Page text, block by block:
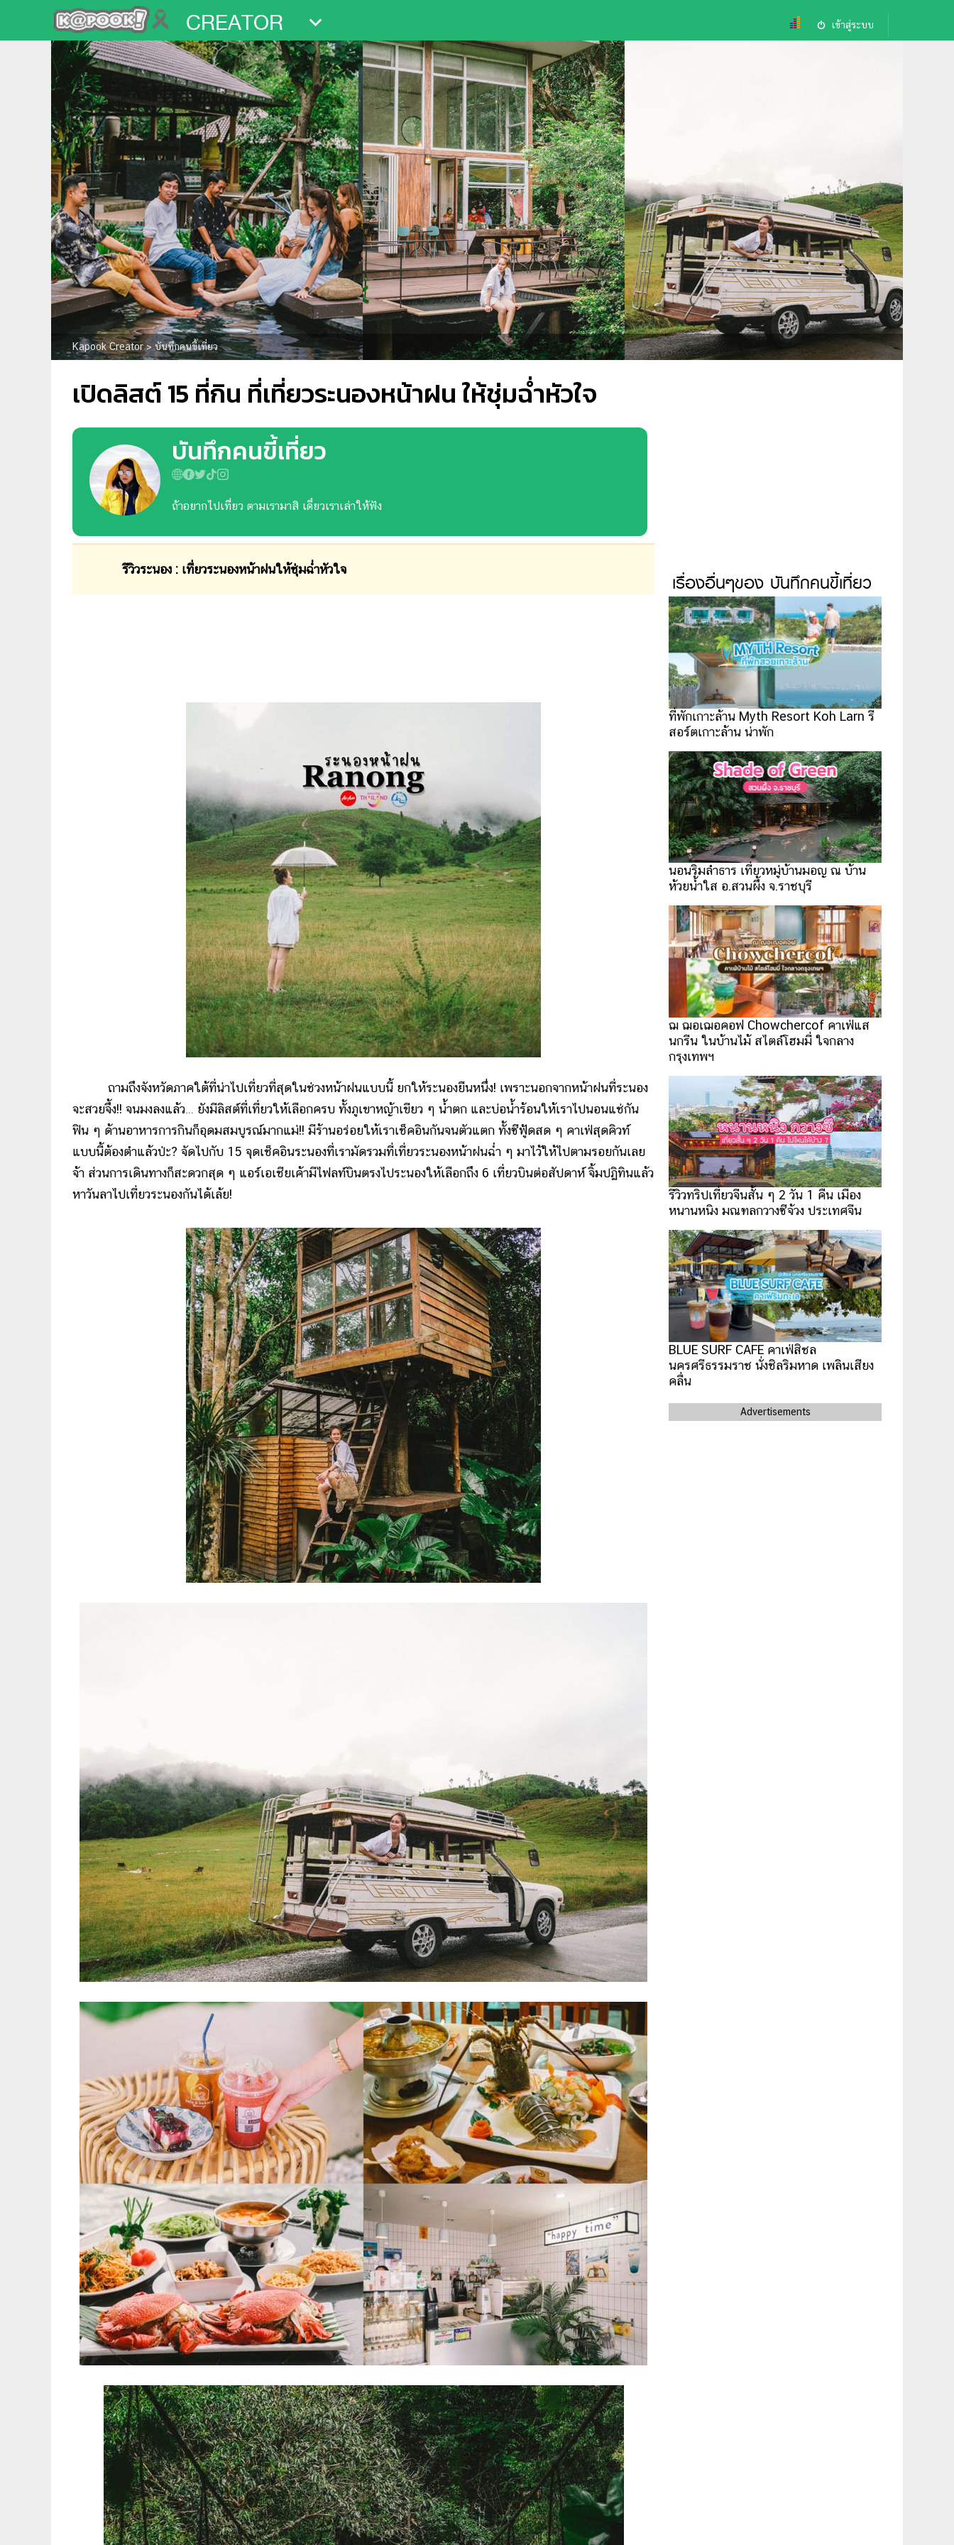
CREATOR เข้าสู่ระบบ
Kapook Creator>บันทึกคนขี้เที่ยว
เปิดลิสต์ 15 ที่กิน ที่เที่ยวระนองหน้าฝน ให้ชุ่มฉ่ำหัวใจ
บันทึกคนขี้เที่ยว
ถ้าอยากไปเที่ยว ตามเรามาสิ เดี๋ยวเราเล่าให้ฟัง
รีวิวระนอง : เที่ยวระนองหน้าฝนให้ชุ่มฉ่ำหัวใจ
ถามถึงจังหวัดภาคใต้ที่น่าไปเที่ยวที่สุดในช่วงหน้าฝนแบบนี้ ยกให้ระนองยืนหนึ่ง! เพราะนอกจากหน้าฝนที่ระนอง
จะสวยจึ้ง!! จนมงลงแล้ว… ยังมีลิสต์ที่เที่ยวให้เลือกครบ ทั้งภูเขาหญ้าเขียว ๆ น้ำตก และบ่อน้ำร้อนให้เราไปนอนแช่กัน
ฟิน ๆ ด้านอาหารการกินก็อุดมสมบูรณ์มากแม่!! มีร้านอร่อยให้เราเช็คอินกันจนตัวแตก ทั้งซีฟู้ดสด ๆ คาเฟ่สุดคิวท์
แบบนี้ต้องตำแล้วป่ะ? จัดไปกับ 15 จุดเช็คอินระนองที่เรามัดรวมที่เที่ยวระนองหน้าฝนฉ่ำ ๆ มาไว้ให้ไปตามรอยกันเลย
จ้า ส่วนการเดินทางก็สะดวกสุด ๆ แอร์เอเชียเค้ามีไฟลท์บินตรงไประนองให้เลือกถึง 6 เที่ยวบินต่อสัปดาห์ จิ้มปฏิทินแล้ว
หาวันลาไปเที่ยวระนองกันได้เล้ย!
เรื่องอื่นๆของ บันทึกคนขี้เที่ยว
ที่พักเกาะล้าน Myth Resort Koh Larn รี
สอร์ตเกาะล้าน น่าพัก
นอนริมลำธาร เที่ยวหมู่บ้านมอญ ณ บ้าน
ห้วยน้ำใส อ.สวนผึ้ง จ.ราชบุรี
ฌ ฌอเฌอคอฟ Chowchercof คาเฟ่แส
นกรีน ในบ้านไม้ สไตล์โฮมมี่ ใจกลาง
กรุงเทพฯ
รีวิวทริปเที่ยวจีนสั้น ๆ 2 วัน 1 คืน เมือง
หนานหนิง มณฑลกวางซีจ้วง ประเทศจีน
BLUE SURF CAFE คาเฟ่สิชล
นครศรีธรรมราช นั่งชิลริมหาด เพลินเสียง
คลื่น
Advertisements